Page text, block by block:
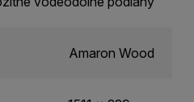
Amaron Wood